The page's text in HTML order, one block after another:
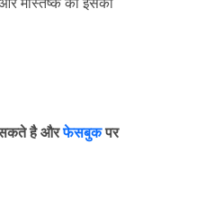
है औरफेसबुकपर